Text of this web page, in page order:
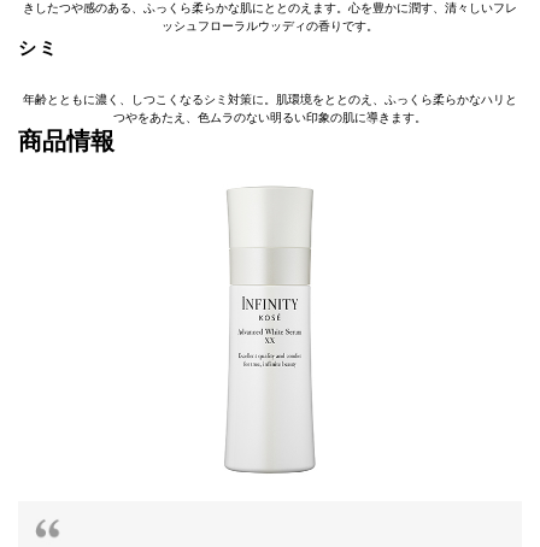
きしたつや感のある、ふっくら柔らかな肌にととのえます。心を豊かに潤す、清々しいフレ
ッシュフローラルウッディの香りです。
シミ
年齢とともに濃く、しつこくなるシミ対策に。肌環境をととのえ、ふっくら柔らかなハリと
つやをあたえ、色ムラのない明るい印象の肌に導きます。
商品情報